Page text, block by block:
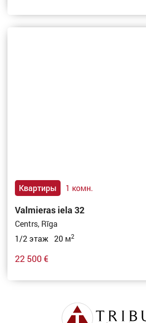
Квартиры 1 комн.
Valmieras iela 32
Centrs, Rīga
1/2 этаж 20 м2
22 500 €